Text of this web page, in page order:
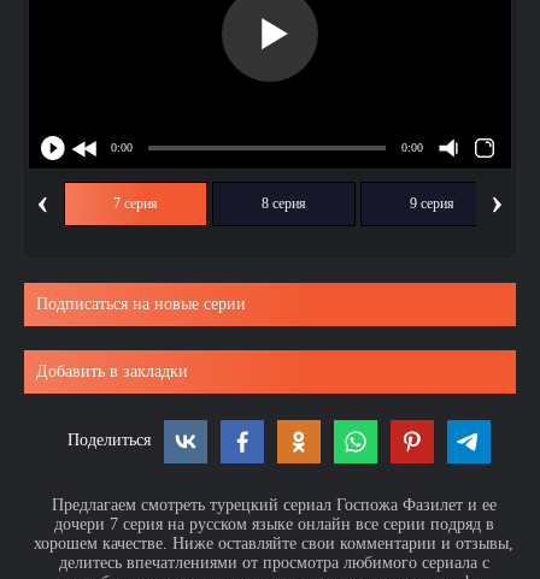
‹ 7 серия 8 серия 9 серия ›
Подписаться на новые серии
Добавить в закладки
Поделиться
Предлагаем смотреть турецкий сериал Госпожа Фазилет и ее
дочери 7 серия на русском языке онлайн все серии подряд в
хорошем качестве. Ниже оставляйте свои комментарии и отзывы,
делитесь впечатлениями от просмотра любимого сериала с